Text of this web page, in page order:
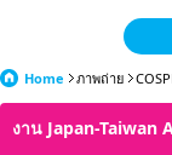
Home ภาพถ่าย
งาน Japan-Taiwan